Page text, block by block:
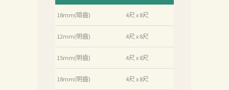
18mm(暗齒) 4尺 x 8尺
12mm(明齒) 4尺 x 8尺
15mm(明齒) 4尺 x 8尺
18mm(明齒) 4尺 x 8尺